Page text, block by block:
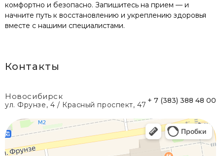
комфортно и безопасно. Запишитесь на прием — и
начните путь к восстановлению и укреплению здоровья
вместе с нашими специалистами.
Контакты
Новосибирск
ул. Фрунзе, 4 / Красный проспект, 47 + 7 (383) 388 48 00